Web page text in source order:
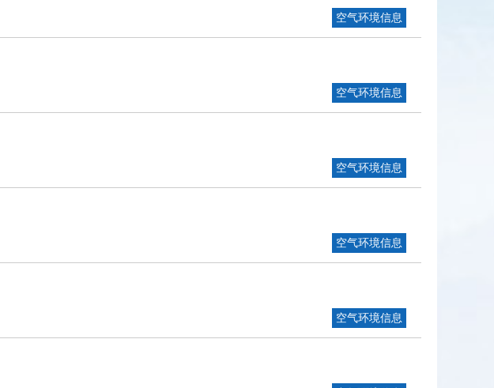
空气环境信息
空气环境信息
空气环境信息
空气环境信息
空气环境信息